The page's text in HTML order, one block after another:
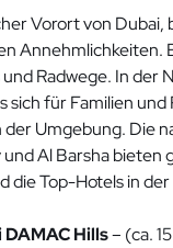
Vorort von Dubai,
Annehmlichkeiten.
Radwege. In der
sich für Familien und
der Umgebung. Die
Al Barsha bieten
die Top-Hotels in
DAMAC Hills– (ca.